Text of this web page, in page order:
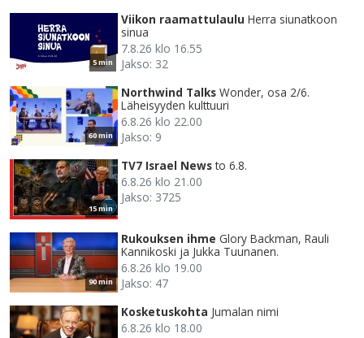
5 min
Viikon raamattulaulu Herra siunatkoon
sinua
7.8.26 klo 16.55
Jakso: 32
60 min
Northwind Talks Wonder, osa 2/6.
Läheisyyden kulttuuri
6.8.26 klo 22.00
Jakso: 9
15 min
TV7 Israel News to 6.8.
6.8.26 klo 21.00
Jakso: 3725
90 min
Rukouksen ihme Glory Backman, Rauli
Kannikoski ja Jukka Tuunanen.
6.8.26 klo 19.00
Jakso: 47
Kosketuskohta Jumalan nimi
6.8.26 klo 18.00